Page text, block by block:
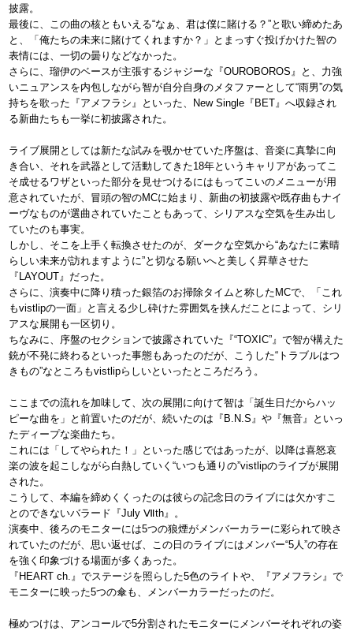
披露。
最後に、この曲の核ともいえる“なぁ、君は僕に賭ける？”と歌い締めたあ
と、「俺たちの未来に賭けてくれますか？」とまっすぐ投げかけた智の
表情には、一切の曇りなどなかった。
さらに、瑠伊のベースが主張するジャジーな『OUROBOROS』と、力強
いニュアンスを内包しながら智が自分自身のメタファーとして“雨男”の気
持ちを歌った『アメフラシ』といった、New Single『BET』へ収録され
る新曲たちも一挙に初披露された。
ライブ展開としては新たな試みを覗かせていた序盤は、音楽に真摯に向
き合い、それを武器として活動してきた18年というキャリアがあってこ
そ成せるワザといった部分を見せつけるにはもってこいのメニューが用
意されていたが、冒頭の智のMCに始まり、新曲の初披露や既存曲もナイ
ーヴなものが選曲されていたこともあって、シリアスな空気を生み出し
ていたのも事実。
しかし、そこを上手く転換させたのが、ダークな空気から“あなたに素晴
らしい未来が訪れますように”と切なる願いへと美しく昇華させた
『LAYOUT』だった。
さらに、演奏中に降り積った銀箔のお掃除タイムと称したMCで、「これ
もvistlipの一面」と言える少し砕けた雰囲気を挟んだことによって、シリ
アスな展開も一区切り。
ちなみに、序盤のセクションで披露されていた『“TOXIC”』で智が構えた
銃が不発に終わるといった事態もあったのだが、こうした“トラブルはつ
きもの”なところもvistlipらしいといったところだろう。
ここまでの流れを加味して、次の展開に向けて智は「誕生日だからハッ
ピーな曲を」と前置いたのだが、続いたのは『B.N.S』や『無音』といっ
たディープな楽曲たち。
これには「してやられた！」といった感じではあったが、以降は喜怒哀
楽の波を起こしながら白熱していく“いつも通りの”vistlipのライブが展開
された。
こうして、本編を締めくくったのは彼らの記念日のライブには欠かすこ
とのできないバラード『July Ⅶth』。
演奏中、後ろのモニターには5つの狼煙がメンバーカラーに彩られて映さ
れていたのだが、思い返せば、この日のライブにはメンバー“5人”の存在
を強く印象づける場面が多くあった。
『HEART ch.』でステージを照らした5色のライトや、『アメフラシ』で
モニターに映った5つの傘も、メンバーカラーだったのだ。
極めつけは、アンコールで5分割されたモニターにメンバーそれぞれの姿